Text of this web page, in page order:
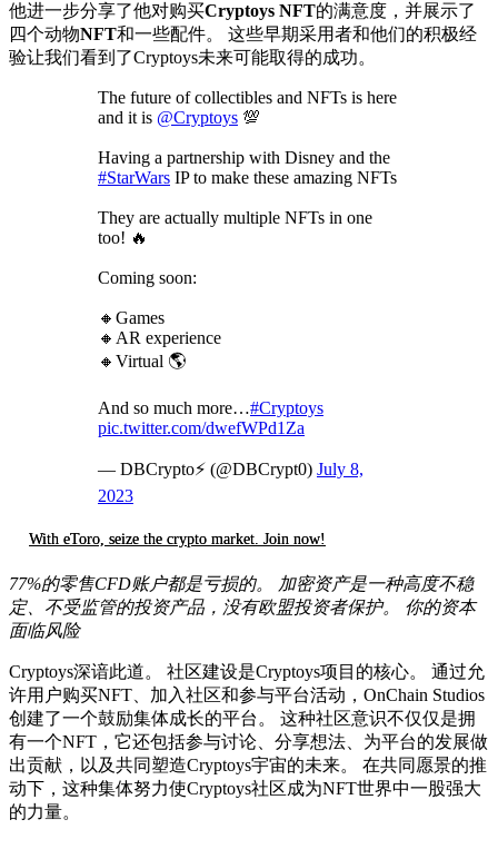
他进一步分享了他对购买Cryptoys NFT的满意度，并展示了
四个动物NFT和一些配件。 这些早期采用者和他们的积极经
验让我们看到了Cryptoys未来可能取得的成功。
The future of collectibles and NFTs is here
and it is @Cryptoys 💯
Having a partnership with Disney and the
#StarWars IP to make these amazing NFTs
They are actually multiple NFTs in one
too! 🔥
Coming soon:
🔸Games
🔸AR experience
🔸Virtual 🌎
And so much more…#Cryptoys
pic.twitter.com/dwefWPd1Za
— DBCrypto⚡️ (@DBCrypt0) July 8,
2023
With eToro, seize the crypto market. Join now!
77%的零售CFD账户都是亏损的。 加密资产是一种高度不稳
定、不受监管的投资产品，没有欧盟投资者保护。 你的资本
面临风险
Cryptoys深谙此道。 社区建设是Cryptoys项目的核心。 通过允
许用户购买NFT、加入社区和参与平台活动，OnChain Studios
创建了一个鼓励集体成长的平台。 这种社区意识不仅仅是拥
有一个NFT，它还包括参与讨论、分享想法、为平台的发展做
出贡献，以及共同塑造Cryptoys宇宙的未来。 在共同愿景的推
动下，这种集体努力使Cryptoys社区成为NFT世界中一股强大
的力量。